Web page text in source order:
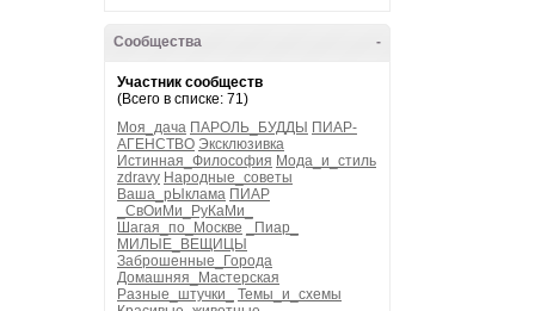
-
Сообщества
Участник сообществ
(Всего в списке: 71)
Моя_дача ПАРОЛЬ_БУДДЫ ПИАР-
АГЕНСТВО Эксклюзивка
Истинная_Философия Мода_и_стиль
zdravy Народные_советы
Ваша_рЫклама ПИАР
_СвОиМи_РуКаМи_
Шагая_по_Москве
_Пиар_
МИЛЫЕ_ВЕЩИЦЫ
Заброшенные_Города
Домашняя_Мастерская
Разные_штучки_
Темы_и_схемы